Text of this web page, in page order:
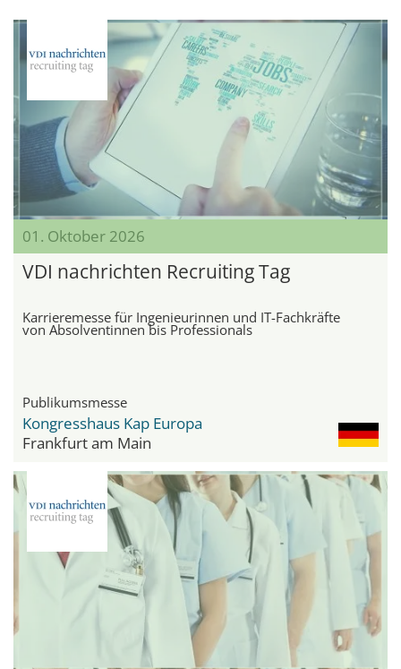
01. Oktober 2026
VDI nachrichten Recruiting Tag
Karrieremesse für Ingenieurinnen und IT-Fachkräfte
von Absolventinnen bis Professionals
Publikumsmesse
Kongresshaus Kap Europa
Frankfurt am Main